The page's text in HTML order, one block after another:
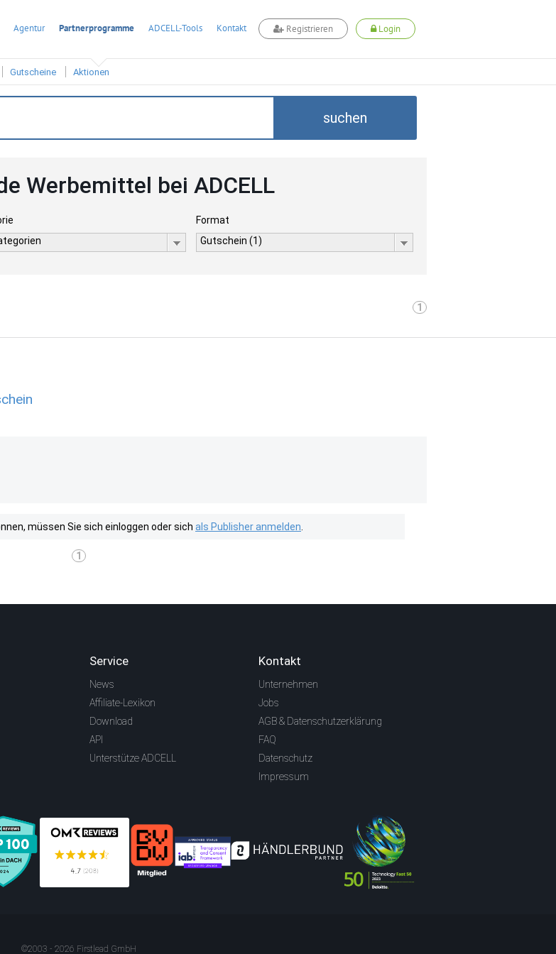
Agentur Partnerprogramme ADCELL-Tools Kontakt Registrieren Login
Gutscheine Aktionen
suchen
Werbemittel bei ADCELL
Format
Gutschein (1)
1
müssen Sie sich einloggen oder sich als Publisher anmelden
1
Service
News
Affiliate-Lexikon
Download
API
Unterstütze ADCELL
Kontakt
Unternehmen
Jobs
AGB & Datenschutzerklärung
FAQ
Datenschutz
Impressum
©2003 - 2026 Firstlead GmbH